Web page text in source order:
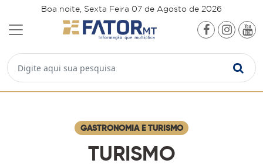
Boa noite, Sexta Feira 07 de Agosto de 2026
GASTRONOMIA E TURISMO
TURISMO